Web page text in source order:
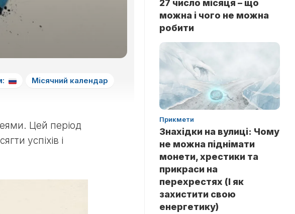
Місячний календар
Цей період
успіхів і
27 число місяця – що
можна і чого не можна
робити
Прикмети
Знахідки на вулиці: Чому
не можна піднімати
монети, хрестики та
прикраси на
перехрестях (І як
захистити свою
енергетику)